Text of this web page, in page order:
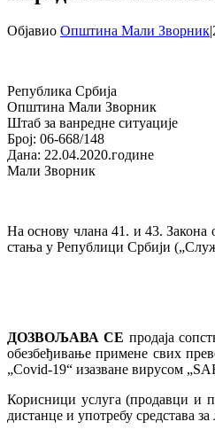
Објавио Општина Мали Зворник|
Република Србија
Општина Мали Зворник
Штаб за ванредне ситуације
Број: 06-668/148
Дана: 22.04.2020.године
Мали Зворник
На основу члана 41. и 43.
стања у Републици Србији
ДОЗВОЉАВА СЕ продаја
обезбеђивање примене свих
„Covid-19“ изазване вирусом
Корисници услуга (продавци и
дистанце и употребу средстава